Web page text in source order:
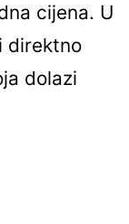
cijena. U
direktno
dolazi